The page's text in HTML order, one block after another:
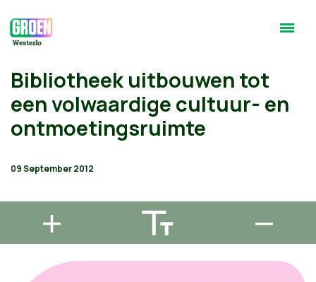
Bibliotheek uitbouwen tot
een volwaardige cultuur- en
ontmoetingsruimte
09 September 2012